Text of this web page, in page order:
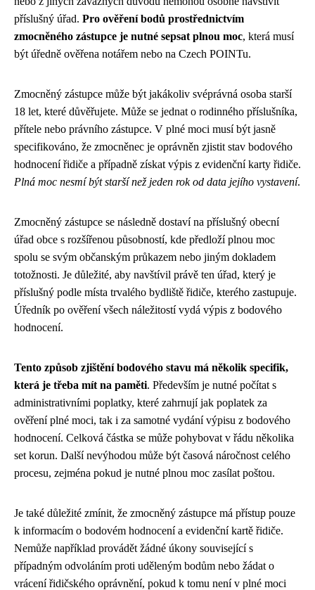
příslušný úřad. Pro ověření bodů prostřednictvím
zmocněného zástupce je nutné sepsat plnou moc, která musí
být úředně ověřena notářem nebo na Czech POINTu.
Zmocněný zástupce může být jakákoliv svéprávná osoba starší
18 let, které důvěřujete. Může se jednat o rodinného příslušníka,
přítele nebo právního zástupce. V plné moci musí být jasně
specifikováno, že zmocněnec je oprávněn zjistit stav bodového
hodnocení řidiče a případně získat výpis z evidenční karty řidiče.
Plná moc nesmí být starší než jeden rok od data jejího vystavení.
Zmocněný zástupce se následně dostaví na příslušný obecní
úřad obce s rozšířenou působností, kde předloží plnou moc
spolu se svým občanským průkazem nebo jiným dokladem
totožnosti. Je důležité, aby navštívil právě ten úřad, který je
příslušný podle místa trvalého bydliště řidiče, kterého zastupuje.
Úředník po ověření všech náležitostí vydá výpis z bodového
hodnocení.
Tento způsob zjištění bodového stavu má několik specifik,
která je třeba mít na paměti. Především je nutné počítat s
administrativními poplatky, které zahrnují jak poplatek za
ověření plné moci, tak i za samotné vydání výpisu z bodového
hodnocení. Celková částka se může pohybovat v řádu několika
set korun. Další nevýhodou může být časová náročnost celého
procesu, zejména pokud je nutné plnou moc zasílat poštou.
Je také důležité zmínit, že zmocněný zástupce má přístup pouze
k informacím o bodovém hodnocení a evidenční kartě řidiče.
Nemůže například provádět žádné úkony související s
případným odvoláním proti uděleným bodům nebo žádat o
vrácení řidičského oprávnění, pokud k tomu není v plné moci